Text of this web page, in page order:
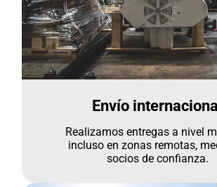
Envío internacional
Realizamos entregas a nivel
incluso en zonas remotas,
socios de confianza.